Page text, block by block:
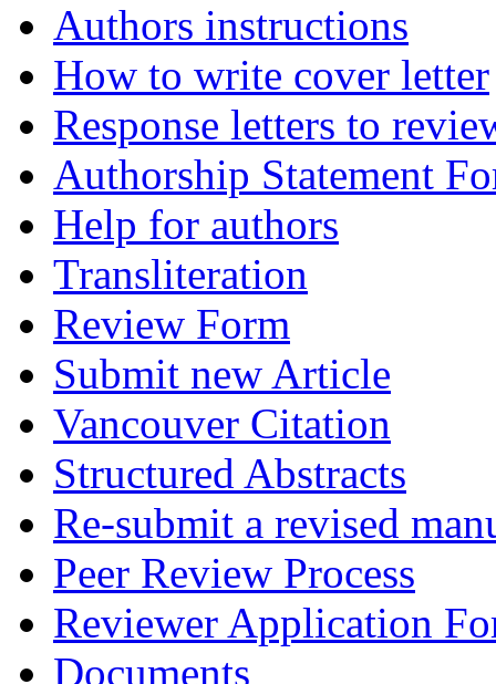
Authors instructions
How to write cover letter
Response letters to
Authorship Statement
Help for authors
Transliteration
Review Form
Submit new Article
Vancouver Citation
Structured Abstracts
Re-submit a revised
Peer Review Process
Reviewer Application
Documents